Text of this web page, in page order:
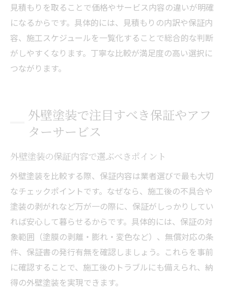
見積もりを取ることで価格やサービス内容の違いが明確
になるからです。具体的には、見積もりの内訳や保証内
容、施工スケジュールを一覧化することで総合的な判断
がしやすくなります。丁寧な比較が満足度の高い選択に
つながります。
外壁塗装で注目すべき保証やアフ
ターサービス
外壁塗装の保証内容で選ぶべきポイント
外壁塗装を比較する際、保証内容は業者選びで最も大切
なチェックポイントです。なぜなら、施工後の不具合や
塗装の剥がれなど万が一の際に、保証がしっかりしてい
れば安心して暮らせるからです。具体的には、保証の対
象範囲（塗膜の剥離・膨れ・変色など）、無償対応の条
件、保証書の発行有無を確認しましょう。これらを事前
に確認することで、施工後のトラブルにも備えられ、納
得の外壁塗装を実現できます。